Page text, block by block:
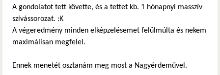
A gondolatot tett követte, és a tettet kb. 1 hónapnyi masszív
szívássorozat. :K
A végeredmény minden elképzelésemet felülmúlta és nekem
maximálisan megfelel.
Ennek menetét osztanám meg most a Nagyérdeművel.